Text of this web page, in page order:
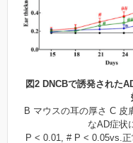
図2 DNCBで誘発された
B マウスの耳の厚さ C 皮
なAD症状
P < 0.01, # P < 0.05vs.